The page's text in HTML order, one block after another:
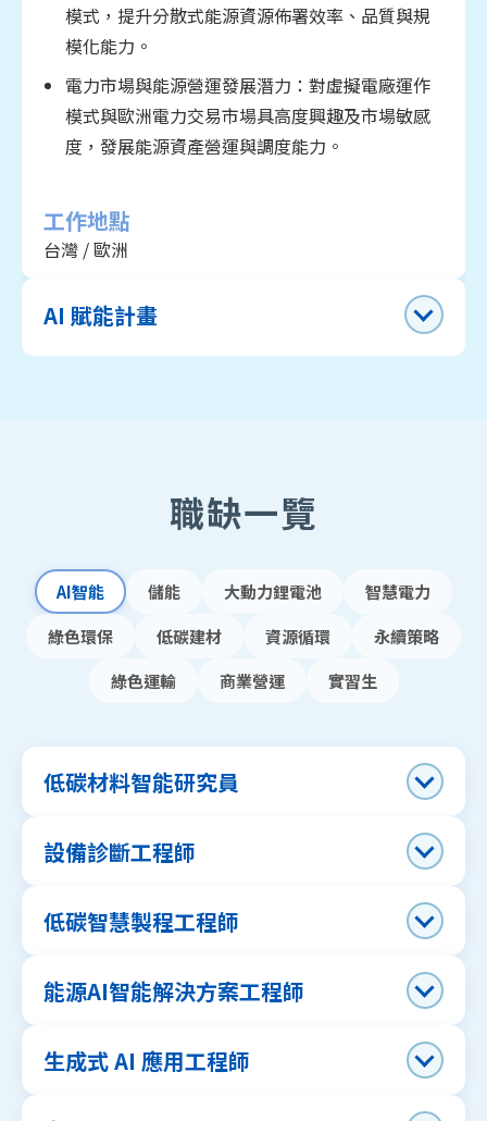
模式，提升分散式能源資源佈署效率、品質與規
模化能力。
電力市場與能源營運發展潛力：對虛擬電廠運作
模式與歐洲電力交易市場具高度興趣及市場敏感
度，發展能源資產營運與調度能力。
工作地點
台灣 / 歐洲
AI 賦能計畫
職缺一覽
AI智能 儲能 大動力鋰電池
智慧電力
綠色環保
低碳建材 資源循環
永續策略
綠色運輸
商業營運 實習生
低碳材料智能研究員
設備診斷工程師
低碳智慧製程工程師
能源AI智能解決方案工程師
生成式 AI 應用工程師